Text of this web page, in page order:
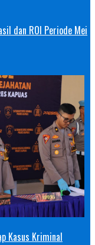
dan ROI Periode Mei
Kasus Kriminal